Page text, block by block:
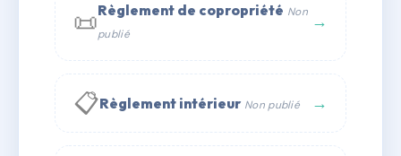
✉ Email
📜Règlement de copropriété Non
publié
→
📋Règlement intérieur Non publié →